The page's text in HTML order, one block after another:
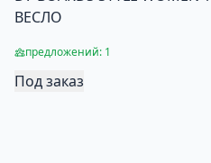
ВЕСЛО
предложений: 1
Под заказ